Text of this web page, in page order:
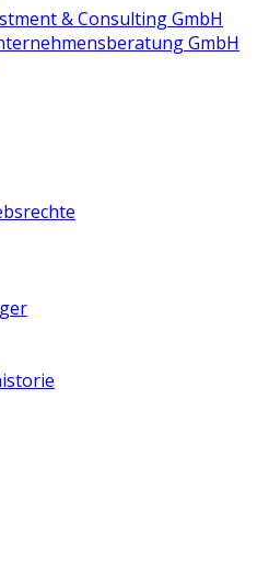
& Consulting GmbH
GmbH